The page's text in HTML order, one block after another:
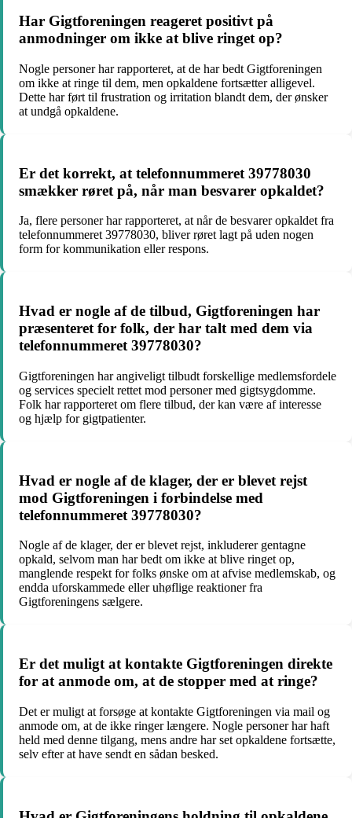
Har Gigtforeningen reageret positivt på
anmodninger om ikke at blive ringet op?
Nogle personer har rapporteret, at de har bedt Gigtforeningen
om ikke at ringe til dem, men opkaldene fortsætter alligevel.
Dette har ført til frustration og irritation blandt dem, der ønsker
at undgå opkaldene.
Er det korrekt, at telefonnummeret 39778030
smækker røret på, når man besvarer opkaldet?
Ja, flere personer har rapporteret, at når de besvarer opkaldet fra
telefonnummeret 39778030, bliver røret lagt på uden nogen
form for kommunikation eller respons.
Hvad er nogle af de tilbud, Gigtforeningen har
præsenteret for folk, der har talt med dem via
telefonnummeret 39778030?
Gigtforeningen har angiveligt tilbudt forskellige medlemsfordele
og services specielt rettet mod personer med gigtsygdomme.
Folk har rapporteret om flere tilbud, der kan være af interesse
og hjælp for gigtpatienter.
Hvad er nogle af de klager, der er blevet rejst
mod Gigtforeningen i forbindelse med
telefonnummeret 39778030?
Nogle af de klager, der er blevet rejst, inkluderer gentagne
opkald, selvom man har bedt om ikke at blive ringet op,
manglende respekt for folks ønske om at afvise medlemskab, og
endda uforskammede eller uhøflige reaktioner fra
Gigtforeningens sælgere.
Er det muligt at kontakte Gigtforeningen direkte
for at anmode om, at de stopper med at ringe?
Det er muligt at forsøge at kontakte Gigtforeningen via mail og
anmode om, at de ikke ringer længere. Nogle personer har haft
held med denne tilgang, mens andre har set opkaldene fortsætte,
selv efter at have sendt en sådan besked.